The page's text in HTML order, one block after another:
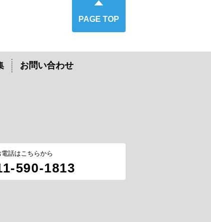
お問い合わせ
電話はこちらから
590-1813
PAGE TOP